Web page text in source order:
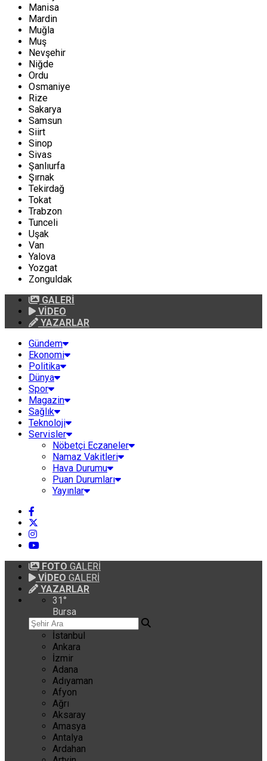
Manisa
Mardin
Muğla
Muş
Nevşehir
Niğde
Ordu
Osmaniye
Rize
Sakarya
Samsun
Siirt
Sinop
Sivas
Şanlıurfa
Şırnak
Tekirdağ
Tokat
Trabzon
Tunceli
Uşak
Van
Yalova
Yozgat
Zonguldak
GALERİ
VİDEO
YAZARLAR
Gündem
Ekonomi
Politika
Dünya
Spor
Magazin
Sağlık
Teknoloji
Servisler
Nöbetçi Eczaneler
Namaz Vakitleri
Hava Durumu
Puan Durumları
Yayınlar
FOTO GALERİ
VİDEO GALERİ
YAZARLAR
31°
Bursa
İstanbul
Ankara
İzmir
Adana
Adıyaman
Afyon
Ağrı
Aksaray
Amasya
Antalya
Ardahan